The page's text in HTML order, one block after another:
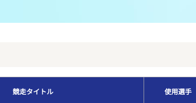
特別観覧施設ROKU浜名湖
競走タイトル 使用選手